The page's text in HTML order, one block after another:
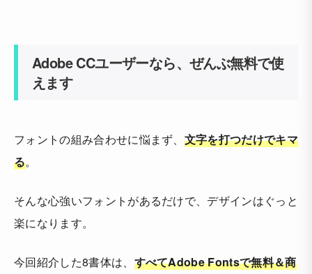
Adobe CCユーザーなら、ぜんぶ無料で使
えます
フォントの組み合わせに悩まず、 文字を打つだけでキマ
る。
そんな心強いフォントがあるだけで、デザインはぐっと
楽になります。
今回紹介した8書体は、 すべてAdobe Fontsで無料＆商